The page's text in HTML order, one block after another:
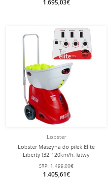
1.695,03€
Lobster
Lobster Maszyna do piłek Elite
Liberty (32-120km/h, łatwy
transport, akumulator do 4h,
oscylator)
SRP: 1.499,00€
1.405,61€